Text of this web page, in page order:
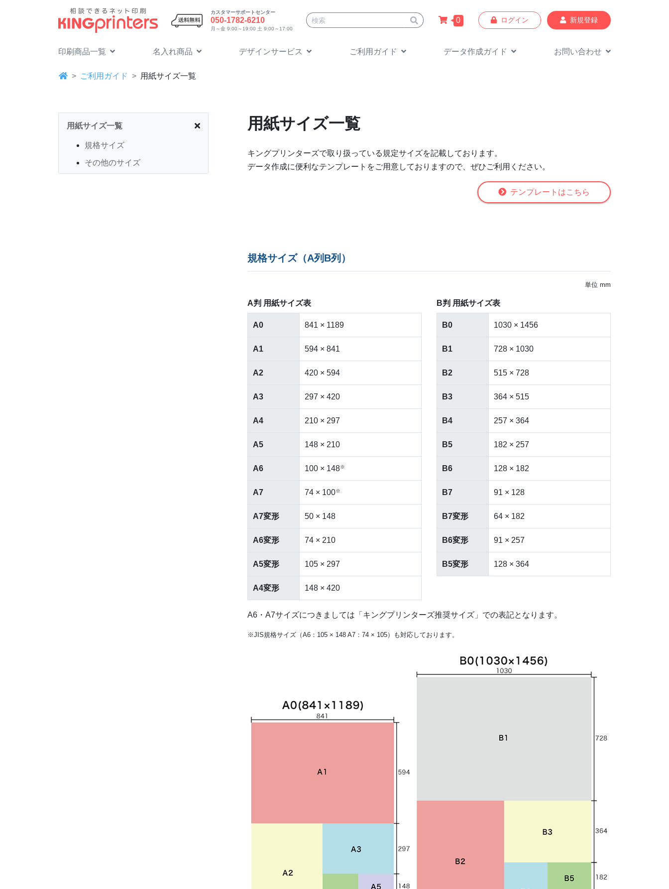
カスタマーサポートセンター
050-1782-6210
月～金 9:00～19:00 土 9:00～17:00
サイト内検索 0 ログイン 新規登録
印刷商品一覧 名入れ商品 デザインサービス ご利用ガイド データ作成ガイド お問い合わせ
ご利用ガイド 用紙サイズ一覧
用紙サイズ一覧
キングプリンターズで取り扱っている規定サイズを記載しております。
データ作成に便利なテンプレートをご用意しておりますので、ぜひご利用ください。
テンプレートはこちら
規格サイズ（A列B列）
単位 mm
A判 用紙サイズ表
A0 841 × 1189
A1 594 × 841
A2 420 × 594
A3 297 × 420
A4 210 × 297
A5 148 × 210
A6 100 × 148※
A7 74 × 100※
A7変形 50 × 148
A6変形 74 × 210
A5変形 105 × 297
A4変形 148 × 420
B判 用紙サイズ表
B0 1030 × 1456
B1 728 × 1030
B2 515 × 728
B3 364 × 515
B4 257 × 364
B5 182 × 257
B6 128 × 182
B7 91 × 128
B7変形 64 × 182
B6変形 91 × 257
B5変形 128 × 364
A6・A7サイズにつきましては「キングプリンターズ推奨サイズ」での表記となります。
※JIS規格サイズ（A6：105 × 148 A7：74 × 105）も対応しております。
用紙サイズ一覧
規格サイズ
その他のサイズ